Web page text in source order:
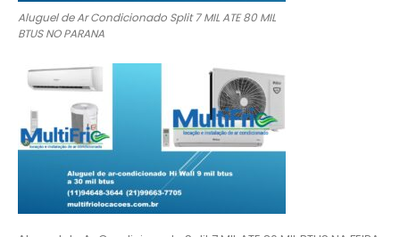
Aluguel de Ar Condicionado Split 7 MIL ATE 80 MIL
BTUS NO PARANA